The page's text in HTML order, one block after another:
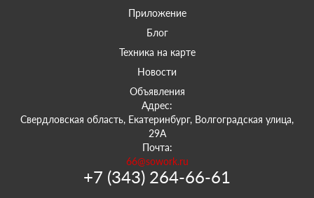
Приложение
Блог
Техника на карте
Новости
Объявления
Адрес:
Свердловская область, Екатеринбург, Волгоградская улица,
29А
Почта:
66@sowork.ru
+7 (343) 264-66-61